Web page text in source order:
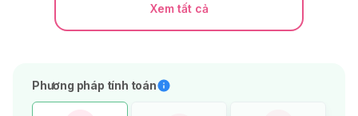
Xem tất cả
Phương pháp tính toán